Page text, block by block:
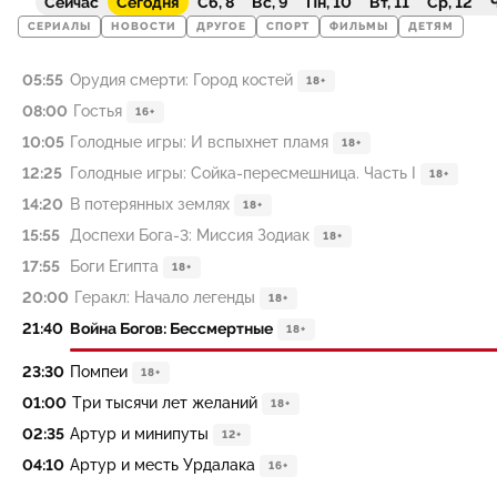
СЕРИАЛЫ НОВОСТИ ДРУГОЕ СПОРТ ФИЛЬМЫ ДЕТЯМ
05:55 Орудия смерти: Город костей 18+
08:00 Гостья 16+
10:05 Голодные игры: И вспыхнет пламя 18+
12:25 Голодные игры: Сойка-пересмешница. Часть I 18+
14:20 В потерянных землях 18+
15:55 Доспехи Бога-3: Миссия Зодиак 18+
17:55 Боги Египта 18+
20:00 Геракл: Начало легенды 18+
21:40 Война Богов: Бессмертные 18+
23:30 Помпеи 18+
01:00 Три тысячи лет желаний 18+
02:35 Артур и минипуты 12+
04:10 Артур и месть Урдалака 16+